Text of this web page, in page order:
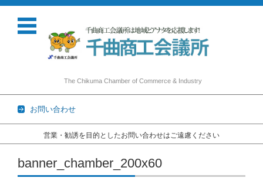
The Chikuma Chamber of Commerce & Industry
お問い合わせ
営業・勧誘を目的としたお問い合わせはご遠慮ください
コンテンツに移動
banner_chamber_200x60